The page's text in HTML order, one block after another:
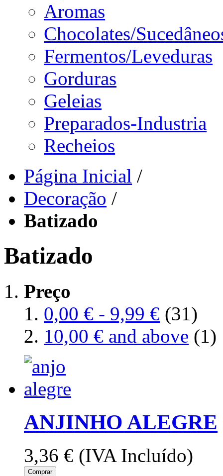
Aromas
Chocolates/
Fermentos/Leveduras
Gorduras
Geleias
Preparados-Industria
Recheios
Página Inicial /
Decoração /
Batizado
Batizado
Preço
0,00 € - 9,99 € (31)
10,00 € and above (1)
ANJINHO ALEGRE
3,36 € (IVA Incluído)
Comprar